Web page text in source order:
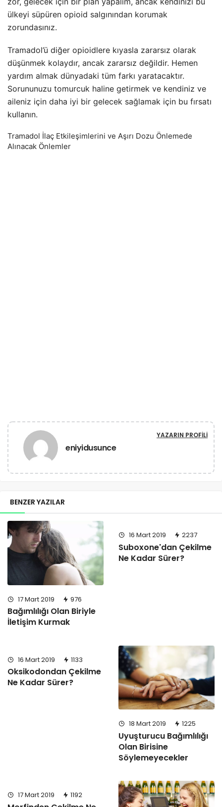
ülkeyi süpüren opioid salgınından korumak
zorundasınız.
Tramadol’ü diğer opioidlere kıyasla zararsız olarak
düşünmek kolaydır, ancak zararsız değildir. Hemen
yardım almak dünyadaki tüm farkı yaratacaktır.
Sorununuzu tomurcuk haline getirmek ve kendiniz ve
aileniz için daha iyi bir gelecek sağlamak için bu fırsatı
kullanın.
Tramadol İlaç Etkileşimlerini ve Aşırı Dozu Önlemede
Alınacak Önlemler
eniyidusunce
YAZARIN PROFILI
BENZER YAZILAR
17 Mart 2019 976
Bağımlılığı Olan Biriyle
İletişim Kurmak
16 Mart 2019 2237
Suboxone'dan Çekilme
Ne Kadar Sürer?
16 Mart 2019 1133
Oksikodondan Çekilme
Ne Kadar Sürer?
18 Mart 2019 1225
Uyuşturucu Bağımlılığı
Olan Birisine
Söylemeyecekler
17 Mart 2019 1192